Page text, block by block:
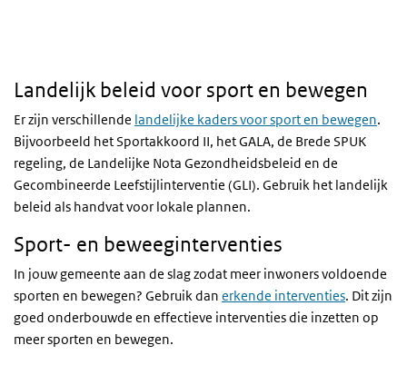
Landelijk beleid voor sport en bewegen
Er zijn verschillende landelijke kaders voor sport en bewegen.
Bijvoorbeeld het Sportakkoord II, het GALA, de Brede SPUK
regeling, de Landelijke Nota Gezondheidsbeleid en de
Gecombineerde Leefstijlinterventie (GLI). Gebruik het landelijk
beleid als handvat voor lokale plannen.
Sport- en beweeginterventies
In jouw gemeente aan de slag zodat meer inwoners voldoende
sporten en bewegen? Gebruik dan erkende interventies. Dit zijn
goed onderbouwde en effectieve interventies die inzetten op
meer sporten en bewegen.